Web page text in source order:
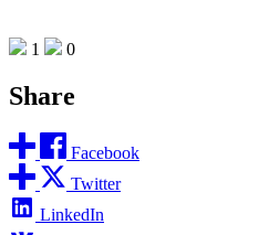
1 0
Share
Facebook
Twitter
LinkedIn